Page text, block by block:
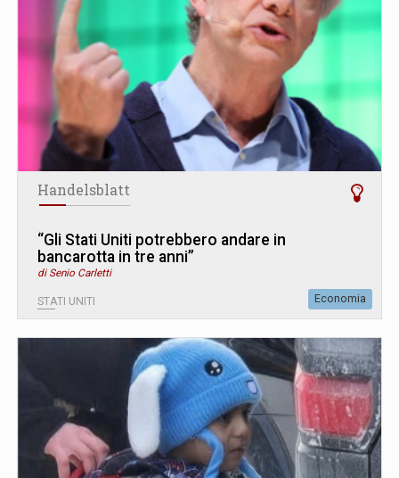
Handelsblatt
“Gli Stati Uniti potrebbero andare in
bancarotta in tre anni”
di Senio Carletti
STATI UNITI Economia